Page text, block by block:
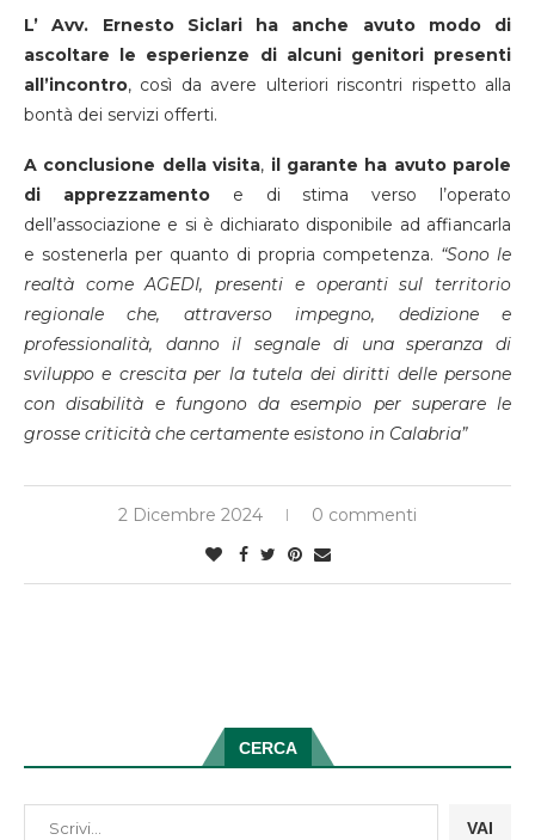
L’ Avv. Ernesto Siclari ha anche avuto modo di
ascoltare le esperienze di alcuni genitori presenti
all’incontro, così da avere ulteriori riscontri rispetto alla
bontà dei servizi offerti.
A conclusione della visita, il garante ha avuto parole
di apprezzamentoe di stima verso l’operato
dell’associazione e si è dichiarato disponibile ad affiancarla
e sostenerla per quanto di propria competenza. “Sono le
realtà come AGEDI, presenti e operanti sul territorio
regionale che, attraverso impegno, dedizione e
professionalità, danno il segnale di una speranza di
sviluppo e crescita per la tutela dei diritti delle persone
con disabilità e fungono da esempio per superare le
grosse criticità che certamente esistono in Calabria”
2 Dicembre 2024 0 commenti
CERCA
VAI